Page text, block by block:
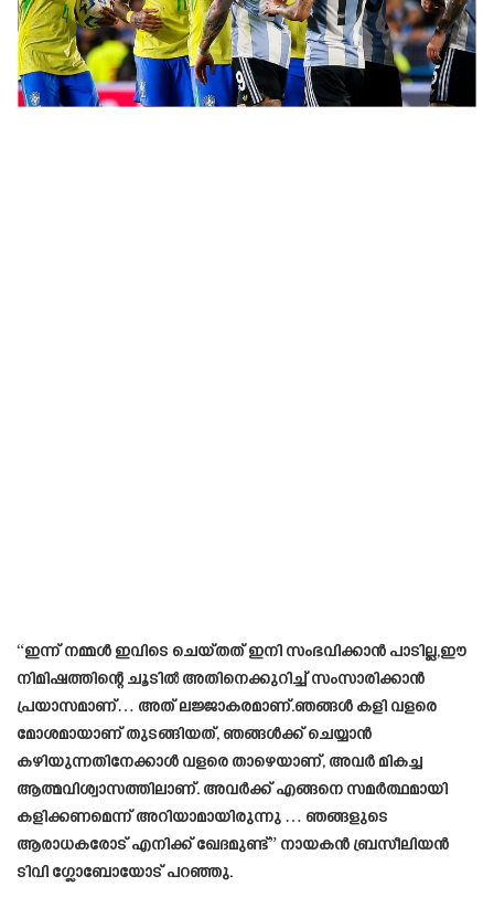
“ഇന്ന് നമ്മൾ ഇവിടെ ചെയ്തത് ഇനി സംഭവിക്കാൻ പാടില്ല,ഈ
നിമിഷത്തിന്റെ ചൂടിൽ അതിനെക്കുറിച്ച് സംസാരിക്കാൻ
പ്രയാസമാണ്… അത് ലജ്ജാകരമാണ്.ഞങ്ങൾ കളി വളരെ
മോശമായാണ് തുടങ്ങിയത്, ഞങ്ങൾക്ക് ചെയ്യാൻ
കഴിയുന്നതിനേക്കാൾ വളരെ താഴെയാണ്, അവർ മികച്ച
ആത്മവിശ്വാസത്തിലാണ്. അവർക്ക് എങ്ങനെ സമർത്ഥമായി
കളിക്കണമെന്ന് അറിയാമായിരുന്നു … ഞങ്ങളുടെ
ആരാധകരോട് എനിക്ക് ഖേദമുണ്ട്” നായകൻ ബ്രസീലിയൻ
ടിവി ഗ്ലോബോയോട് പറഞ്ഞു.